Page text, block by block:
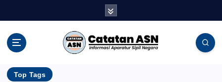
Informasi Aparatur Sipil Negara
Top Tags